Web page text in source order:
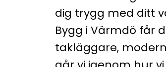
dig trygg med ditt
Bygg i Värmdö får
takläggare,